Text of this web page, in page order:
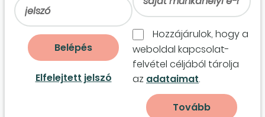
Elfelejtett jelszó
Hozzájárulok, hogy a
weboldal kapcso­lat­
felvétel céljából tárolja
az adataimat.